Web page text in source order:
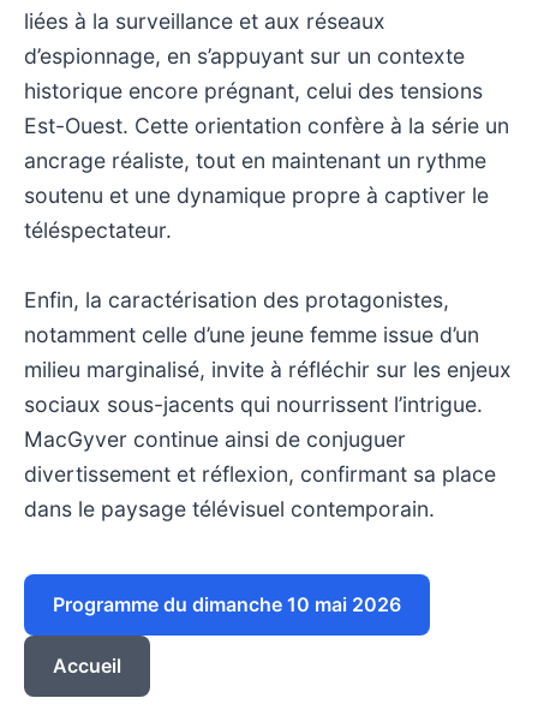
liées à la surveillance et aux réseaux
d’espionnage, en s’appuyant sur un contexte
historique encore prégnant, celui des tensions
Est-Ouest. Cette orientation confère à la série un
ancrage réaliste, tout en maintenant un rythme
soutenu et une dynamique propre à captiver le
téléspectateur.
Enfin, la caractérisation des protagonistes,
notamment celle d’une jeune femme issue d’un
milieu marginalisé, invite à réfléchir sur les enjeux
sociaux sous-jacents qui nourrissent l’intrigue.
MacGyver continue ainsi de conjuguer
divertissement et réflexion, confirmant sa place
dans le paysage télévisuel contemporain.
Programme du dimanche 10 mai 2026
Accueil